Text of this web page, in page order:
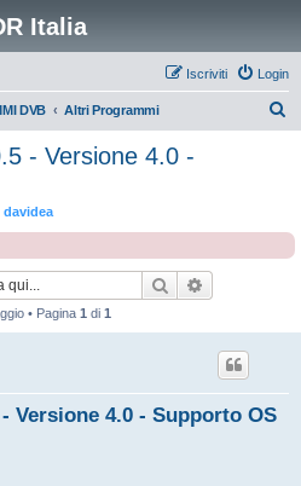
Italia
Login
Iscriviti
DVB Altri Programmi
- Versione 4.0 -
davidea
Cerca
• Pagina 1 di 1
Versione 4.0 - Supporto OS